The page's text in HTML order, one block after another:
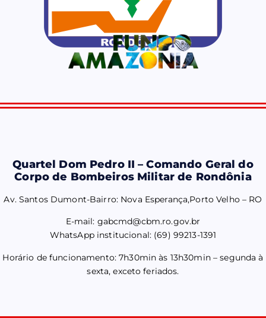
Quartel Dom Pedro II – Comando Geral do
Corpo de Bombeiros Militar de Rondônia
Av. Santos Dumont-Bairro: Nova Esperança,Porto Velho – RO
E-mail: gabcmd@cbm.ro.gov.br
WhatsApp institucional: (69) 99213-1391
Horário de funcionamento: 7h30min às 13h30min – segunda à
sexta, exceto feriados.